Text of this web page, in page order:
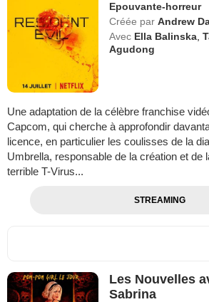
Epouvante-horreur
Créée par Andrew
Avec Ella Balinska ,
Agudong
Une adaptation de la célèbre franchise
Capcom, qui cherche à approfondir
licence, en particulier les coulisses de la
Umbrella, responsable de la création et de
terrible T-Virus...
STREAMING
Les Nouvelles
Sabrina